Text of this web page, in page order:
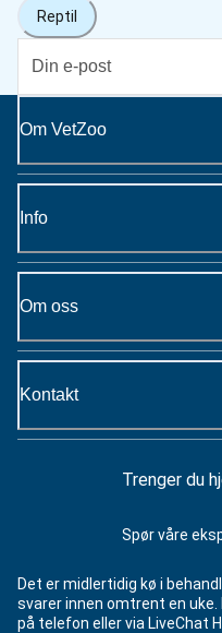
Reptil
Om VetZoo
Info
Om oss
Kontakt
Trenger du
Spør våre
Det er midlertidig kø i
svarer innen omtrent en
på telefon eller via LiveChat